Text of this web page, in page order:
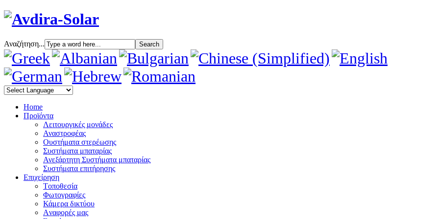
Αναζήτηση...
Home
Προϊόντα
Λειτουργικές μονάδες
Αναστροφέας
Oυστήματα στερέωσης
Συστήματα μπαταρίας
Ανεξάρτητη Συστήματα μπαταρίας
Συστήματα επιτήρησης
Επιχείρηση
Tοποθεσία
Φωτογραφίες
Κάμερα δικτύου
Aναφορές μας